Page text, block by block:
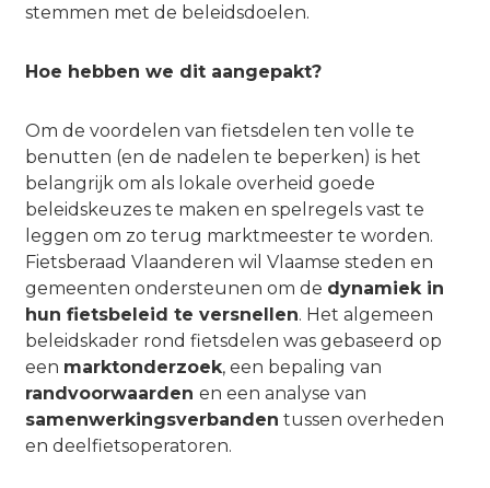
stemmen met de beleidsdoelen.
Hoe hebben we dit aangepakt?
Om de voordelen van fietsdelen ten volle te
benutten (en de nadelen te beperken) is het
belangrijk om als lokale overheid goede
beleidskeuzes te maken en spelregels vast te
leggen om zo terug marktmeester te worden.
Fietsberaad Vlaanderen wil Vlaamse steden en
gemeenten ondersteunen om de dynamiek in
hun fietsbeleid te versnellen. Het algemeen
beleidskader rond fietsdelen was gebaseerd op
een marktonderzoek, een bepaling van
randvoorwaarden en een analyse van
samenwerkingsverbanden tussen overheden
en deelfietsoperatoren.